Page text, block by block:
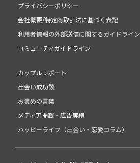
プライバシーポリシー
会社概要/特定商取引法に基づく表記
利用者情報の外部送信に関するガイドライン
コミュニティガイドライン
カップルレポート
出会い成功談
お褒めの言葉
メディア掲載・広告実績
ハッピーライフ（出会い・恋愛コラム）